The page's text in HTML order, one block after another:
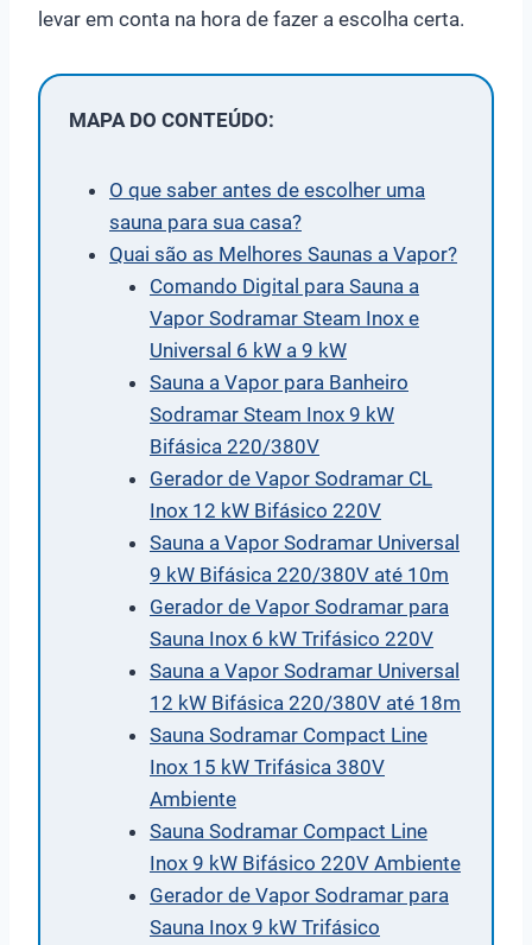
levar em conta na hora de fazer a escolha certa.
MAPA DO CONTEÚDO:
O que saber antes de escolher uma
sauna para sua casa?
Quai são as Melhores Saunas a Vapor?
Comando Digital para Sauna a
Vapor Sodramar Steam Inox e
Universal 6 kW a 9 kW
Sauna a Vapor para Banheiro
Sodramar Steam Inox 9 kW
Bifásica 220/380V
Gerador de Vapor Sodramar CL
Inox 12 kW Bifásico 220V
Sauna a Vapor Sodramar Universal
9 kW Bifásica 220/380V até 10m
Gerador de Vapor Sodramar para
Sauna Inox 6 kW Trifásico 220V
Sauna a Vapor Sodramar Universal
12 kW Bifásica 220/380V até 18m
Sauna Sodramar Compact Line
Inox 15 kW Trifásica 380V
Ambiente
Sauna Sodramar Compact Line
Inox 9 kW Bifásico 220V Ambiente
Gerador de Vapor Sodramar para
Sauna Inox 9 kW Trifásico